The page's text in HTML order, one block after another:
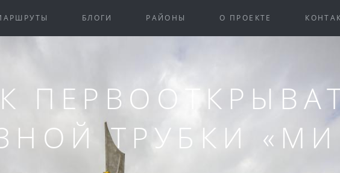
БЛОГИ РАЙОНЫ О ПРОЕКТЕ
ТРУБКИ